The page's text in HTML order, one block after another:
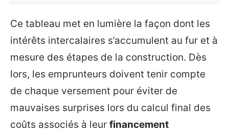
Ce tableau met en lumière la façon dont les
intérêts intercalaires s’accumulent au fur et à
mesure des étapes de la construction. Dès
lors, les emprunteurs doivent tenir compte
de chaque versement pour éviter de
mauvaises surprises lors du calcul final des
coûts associés à leur financement